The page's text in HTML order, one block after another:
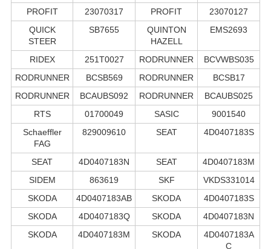
PROFIT
23070317 PROFIT
23070127
QUICK
STEER
SB7655
QUINTON
HAZELL
EMS2693
RIDEX 251T0027 RODRUNNER
BCVWBS035
RODRUNNER
BCSB569 RODRUNNER
BCSB17
RODRUNNER
BCAUBS092 RODRUNNER
BCAUBS025
RTS
01700049 SASIC
9001540
Schaeffler
FAG
829009610 SEAT 4D0407183S
SEAT 4D0407183N SEAT
4D0407183M
SIDEM
863619 SKF
VKDS331014
SKODA
4D0407183AB SKODA
4D0407183S
SKODA
4D0407183Q SKODA
4D0407183N
SKODA
4D0407183M SKODA
4D0407183A
C